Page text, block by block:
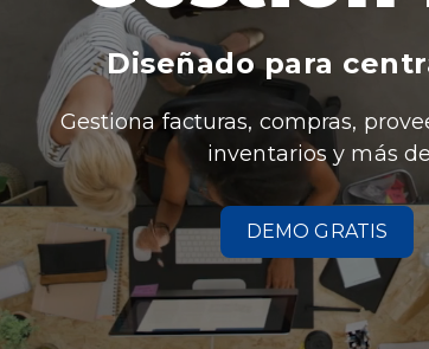
Diseñado para
Gestiona facturas, compras,
inventarios y más
DEMO GRATIS